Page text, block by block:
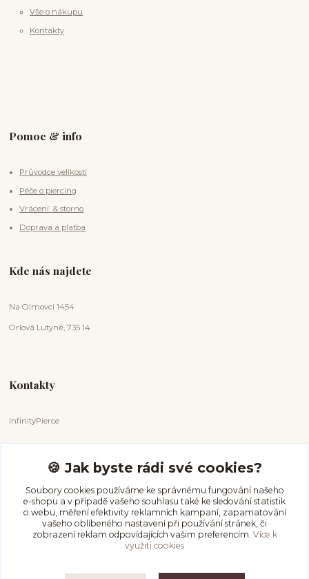
Vše o nákupu
Kontakty
Pomoc & info
Průvodce velikostí
Péče o piercing
Vrácení & storno
Doprava a platba
Kde nás najdete
Na Olmovci 1454
Orlová Lutyně, 735 14
Kontakty
InfinityPierce
+420 731 681 038
(Po-Ne, 9-18 hod.)
info@infinitypierce.cz
🍪 Jak byste rádi své cookies?
Soubory cookies používáme ke správnému fungování našeho
e-shopu a v případě vašeho souhlasu také ke sledování statistik
o webu, měření efektivity reklamních kampaní, zapamatování
vašeho oblíbeného nastavení při používání stránek, či
zobrazení reklam odpovídajících vašim preferencím. Více k
využití cookies